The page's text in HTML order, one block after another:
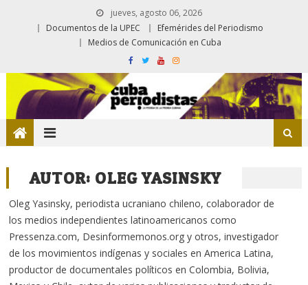
jueves, agosto 06, 2026
Documentos de la UPEC
Efemérides del Periodismo
Medios de Comunicación en Cuba
AUTOR: OLEG YASINSKY
Oleg Yasinsky, periodista ucraniano chileno, colaborador de
los medios independientes latinoamericanos como
Pressenza.com, Desinformemonos.org y otros, investigador
de los movimientos indígenas y sociales en America Latina,
productor de documentales políticos en Colombia, Bolivia,